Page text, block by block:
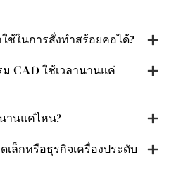
ช้ในการสั่งทำสร้อยคอได้?
CAD ใช้เวลานานแค่
านแค่ไหน?
ล็กหรือธุรกิจเครื่องประดับ